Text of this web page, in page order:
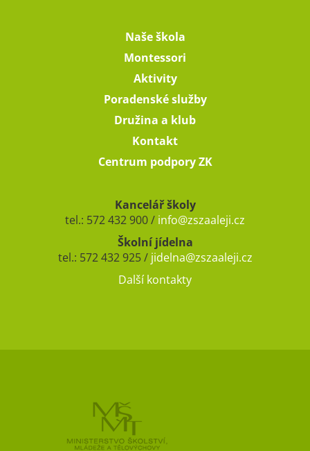
Naše škola
Montessori
Aktivity
Poradenské služby
Družina a klub
Kontakt
Centrum podpory ZK
Kancelář školy
tel.: 572 432 900 / info@zszaaleji.cz
Školní jídelna
tel.: 572 432 925 / jidelna@zszaaleji.cz
Další kontakty